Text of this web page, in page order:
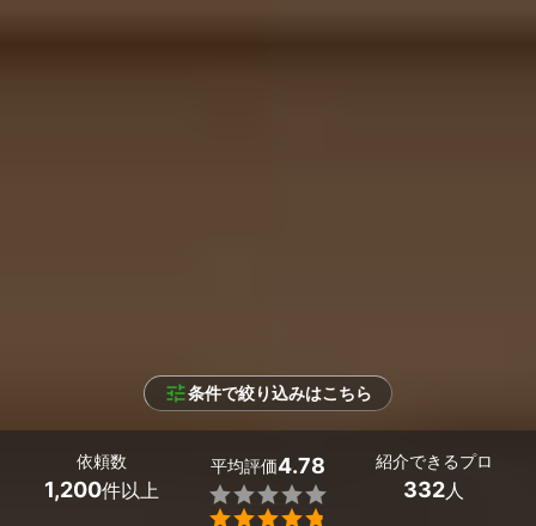
条件で絞り込みはこちら
依頼数
1,200件以上
平均評価4.78


紹介できるプロ
332人